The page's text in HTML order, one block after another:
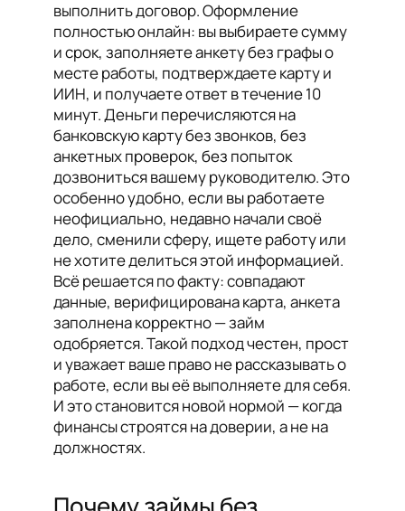
выполнить договор. Оформление
полностью онлайн: вы выбираете сумму
и срок, заполняете анкету без графы о
месте работы, подтверждаете карту и
ИИН, и получаете ответ в течение 10
минут. Деньги перечисляются на
банковскую карту без звонков, без
анкетных проверок, без попыток
дозвониться вашему руководителю. Это
особенно удобно, если вы работаете
неофициально, недавно начали своё
дело, сменили сферу, ищете работу или
не хотите делиться этой информацией.
Всё решается по факту: совпадают
данные, верифицирована карта, анкета
заполнена корректно — займ
одобряется. Такой подход честен, прост
и уважает ваше право не рассказывать о
работе, если вы её выполняете для себя.
И это становится новой нормой — когда
финансы строятся на доверии, а не на
должностях.